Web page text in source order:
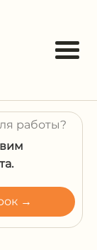
работы?
→